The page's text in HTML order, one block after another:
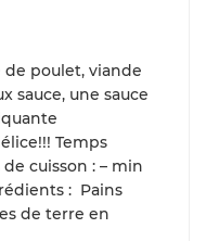
de poulet, viande
sauce, une sauce
Temps
cuisson : – min
: Pains
de terre en